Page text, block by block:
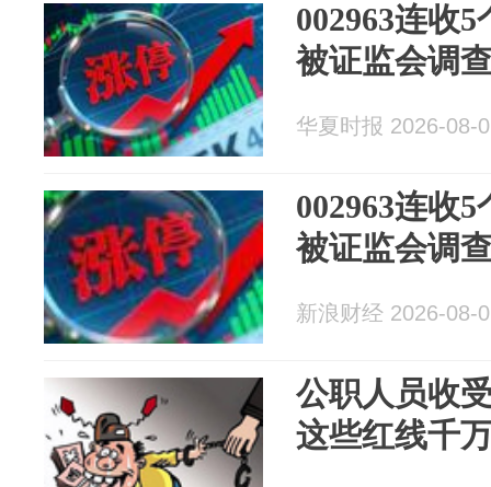
002963连收
被证监会调
华夏时报 2026-08-
002963连收
被证监会调
新浪财经 2026-08-
公职人员收
这些红线千